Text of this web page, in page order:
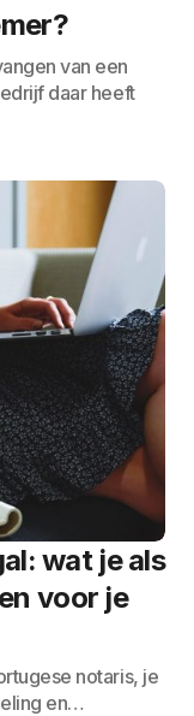
van een
daar heeft
wat je als
voor je
notaris, je
en…